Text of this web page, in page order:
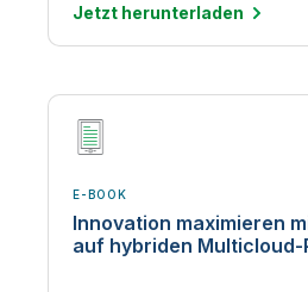
Jetzt herunterladen
E-BOOK
Innovation maximieren
auf hybriden